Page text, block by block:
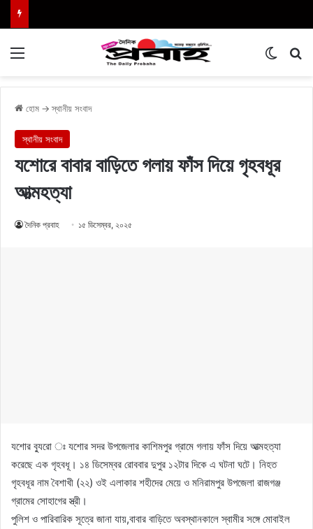
হোম → স্থানীয় সংবাদ
স্থানীয় সংবাদ
যশোরে বাবার বাড়িতে গলায় ফাঁস দিয়ে গৃহবধূর
আত্মহত্যা
দৈনিক প্রবাহ ১৫ ডিসেম্বর, ২০২৫
যশোর ব্যুরো ঃ যশোর সদর উপজেলার কাশিমপুর গ্রামে গলায় ফাঁস দিয়ে আত্মহত্যা
করেছে এক গৃহবধূ। ১৪ ডিসেম্বর রোববার দুপুর ১২টার দিকে এ ঘটনা ঘটে। নিহত
গৃহবধূর নাম বৈশাখী (২২) ওই এলাকার শহীদের মেয়ে ও মনিরামপুর উপজেলা রাজগঞ্জ
গ্রামের সোহাগের স্ত্রী।
পুলিশ ও পারিবারিক সূত্রে জানা যায়,বাবার বাড়িতে অবস্থানকালে স্বামীর সঙ্গে মোবাইল